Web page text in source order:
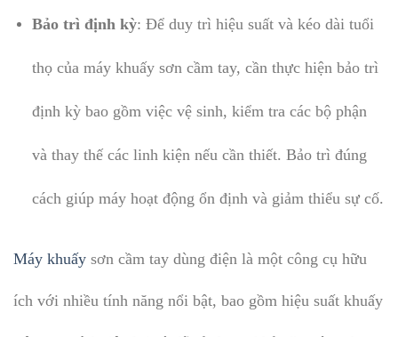
Bảo trì định kỳ: Để duy trì hiệu suất và kéo dài tuổi
thọ của máy khuấy sơn cầm tay, cần thực hiện bảo trì
định kỳ bao gồm việc vệ sinh, kiểm tra các bộ phận
và thay thế các linh kiện nếu cần thiết. Bảo trì đúng
cách giúp máy hoạt động ổn định và giảm thiểu sự cố.
Máy khuấy sơn cầm tay dùng điện là một công cụ hữu
ích với nhiều tính năng nổi bật, bao gồm hiệu suất khuấy